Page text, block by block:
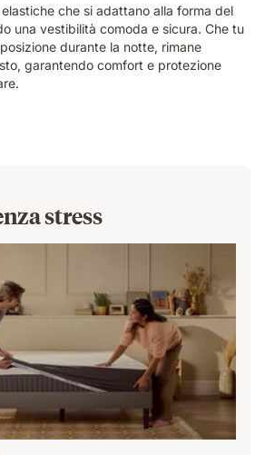
che si adattano alla forma del
una vestibilità comoda e sicura. Che tu
durante la notte, rimane
garantendo comfort e protezione
stress